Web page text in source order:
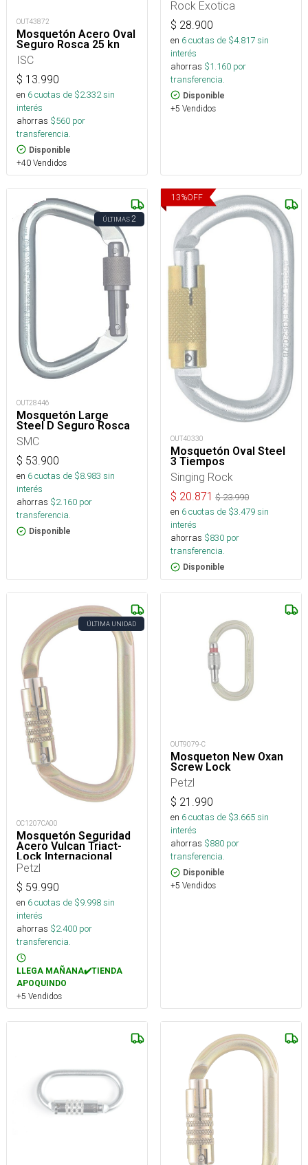
OUT43872
Mosquetón Acero Oval
Seguro Rosca 25 kn
ISC
$ 13.990
en 6cuotas de $2.332sin
interés
ahorras $560 por
transferencia.
Disponible
+40 Vendidos
Rock Exotica
$ 28.900
en 6cuotas de $4.817sin
interés
ahorras $1.160 por
transferencia.
Disponible
+5 Vendidos
ÚLTIMAS2
OUT28446
Mosquetón Large
Steel D Seguro Rosca
SMC
$ 53.900
en 6cuotas de $8.983 sin
interés
ahorras $2.160 por
transferencia.
Disponible
13%OFF
OUT40330
Mosquetón Oval Steel
3 Tiempos
Singing Rock
$ 20.871 $23.990
en 6cuotas de $3.479sin
interés
ahorras $830 por
transferencia.
Disponible
ÚLTIMA UNIDAD
OC1207CA00
Mosquetón Seguridad
Acero Vulcan Triact-
Lock Internacional
Petzl
$ 59.990
en 6cuotas de $9.998sin
interés
ahorras $2.400 por
transferencia.
LLEGA MAÑANA✔️TIENDA
APOQUINDO
+5 Vendidos
OUT9079-C
Mosqueton New Oxan
Screw Lock
Petzl
$ 21.990
en 6cuotas de $3.665sin
interés
ahorras $880 por
transferencia.
Disponible
+5 Vendidos